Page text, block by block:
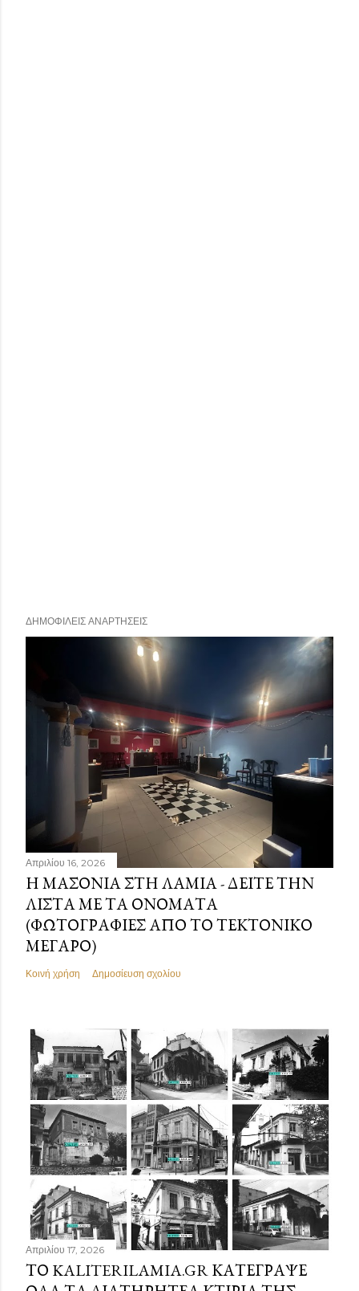
ΔΗΜΟΦΙΛΕΊΣ ΑΝΑΡΤΉΣΕΙΣ
Απριλίου 16, 2026
Η ΜΑΣΟΝΊΑ ΣΤΗ ΛΑΜΊΑ - ΔΕΊΤΕ ΤΗΝ
ΛΊΣΤΑ ΜΕ ΤΑ ΟΝΌΜΑΤΑ
(ΦΩΤΟΓΡΑΦΊΕΣ ΑΠΌ ΤΟ ΤΕΚΤΟΝΙΚΌ
ΜΈΓΑΡΟ)
Κοινή χρήση Δημοσίευση σχολίου
Απριλίου 17, 2026
ΤΟ KALITERILAMIA.GR ΚΑΤΈΓΡΑΨΕ